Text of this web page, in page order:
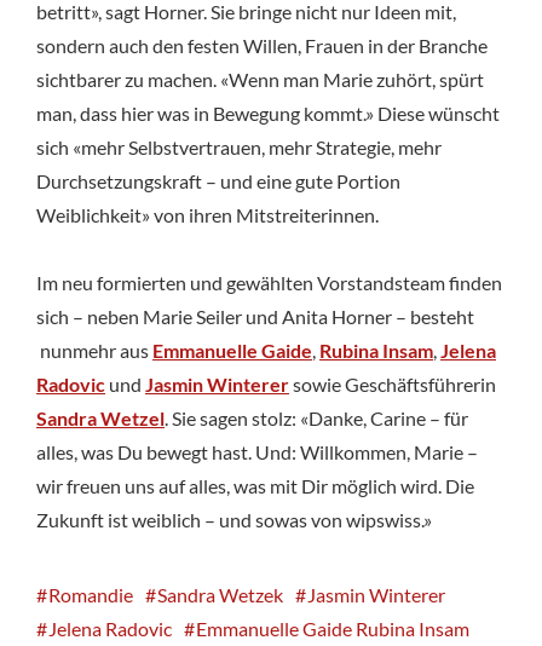
betritt», sagt Horner. Sie bringe nicht nur Ideen mit,
sondern auch den festen Willen, Frauen in der Branche
sichtbarer zu machen. «Wenn man Marie zuhört, spürt
man, dass hier was in Bewegung kommt.» Diese wünscht
sich «mehr Selbstvertrauen, mehr Strategie, mehr
Durchsetzungskraft – und eine gute Portion
Weiblichkeit» von ihren Mitstreiterinnen.
Im neu formierten und gewählten Vorstandsteam finden
sich – neben Marie Seiler und Anita Horner – besteht
nunmehr aus Emmanuelle Gaide, Rubina Insam,Jelena
Radovic und Jasmin Winterersowie Geschäftsführerin
Sandra Wetzel. Sie sagen stolz: «Danke, Carine – für
alles, was Du bewegt hast. Und: Willkommen, Marie –
wir freuen uns auf alles, was mit Dir möglich wird. Die
Zukunft ist weiblich – und sowas von wipswiss.»
Romandie Sandra Wetzek
Jasmin Winterer
Jelena Radovic
Emmanuelle Gaide Rubina Insam